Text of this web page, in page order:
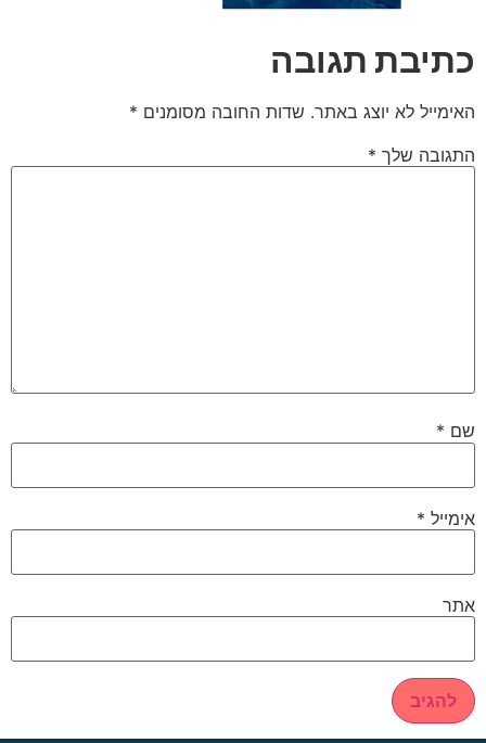
כתיבת תגובה
האימייל לא יוצג באתר. שדות החובה מסומנים *
התגובה שלך *
שם *
אימייל *
אתר